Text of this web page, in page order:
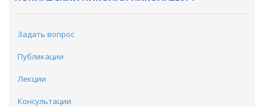
Задать вопрос
Публикации
Лекции
Консультации